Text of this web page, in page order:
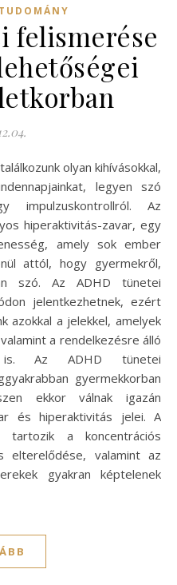
TUDOMÁNY
felismerése
legyen szó
impulzuskontrollról. Az
hiperaktivitás-zavar, egy
amely sok ember
attól, hogy gyermekről,
szó. Az ADHD tünetei
jelentkezhetnek, ezért
azokkal a jelekkel, amelyek
a rendelkezésre álló
is. Az ADHD tünetei
gyermekkorban
ekkor válnak igazán
és hiperaktivitás jelei. A
tartozik a koncentrációs
elterelődése, valamint az
gyakran képtelenek